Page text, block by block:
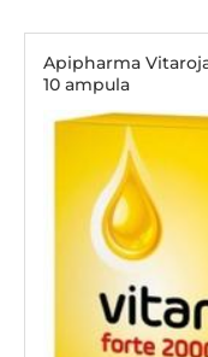
Apipharma
10 ampula